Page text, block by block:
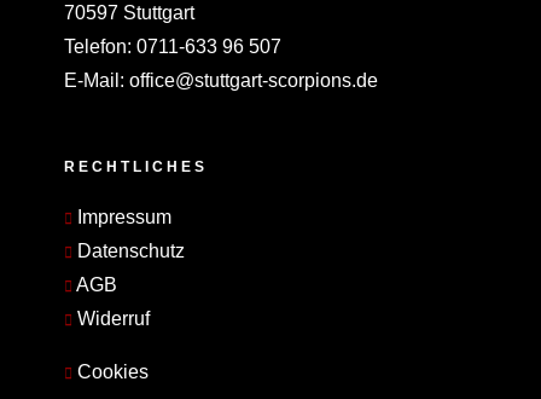
70597 Stuttgart
Telefon: 0711-633 96 507
E-Mail: office@stuttgart-scorpions.de
RECHTLICHES
Impressum
Datenschutz
AGB
Widerruf
Cookies